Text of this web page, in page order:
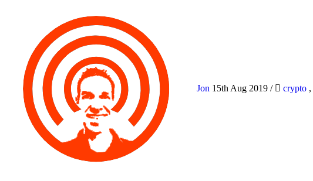
Jon 15th Aug 2019 / crypto ,